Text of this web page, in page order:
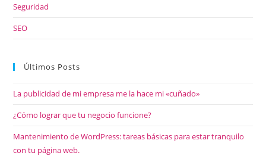
Seguridad
SEO
Últimos Posts
La publicidad de mi empresa me la hace mi «cuñado»
¿Cómo lograr que tu negocio funcione?
Mantenimiento de WordPress: tareas básicas para estar tranquilo
con tu página web.